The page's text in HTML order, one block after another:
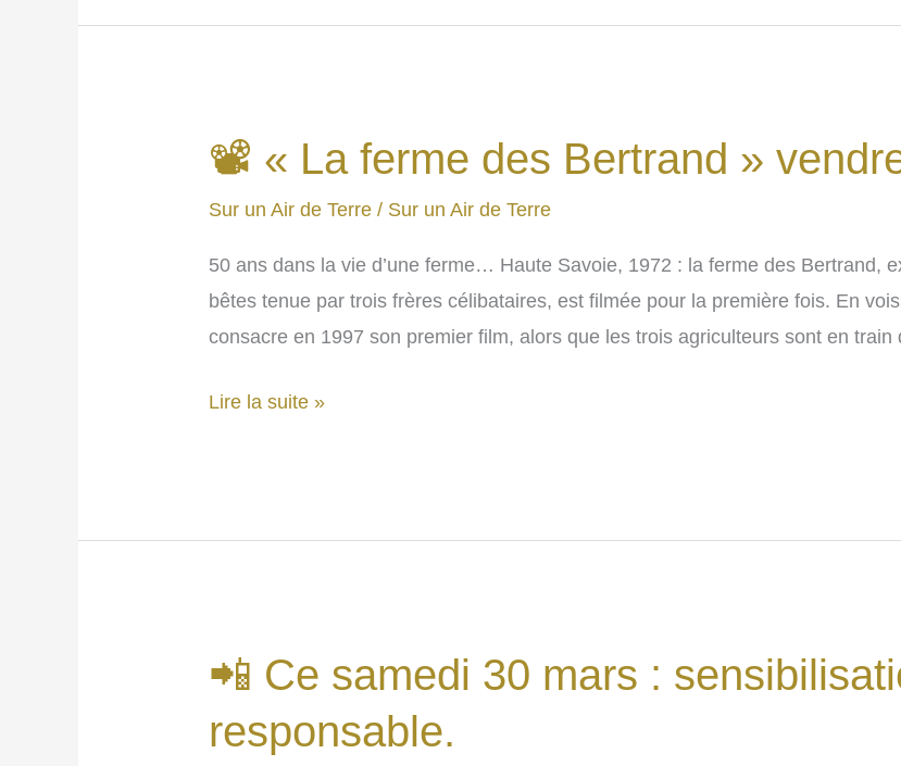
ne
qu’à
l’accélération
des
📽 « La ferme des Bertrand »
Sur un Air de Terre / Sur un Air de Terre
50 ans dans la vie d’une ferme… Haute Savoie, 1972 : la ferme des Bertrand,
bêtes tenue par trois frères célibataires, est filmée pour la première fois. En
consacre en 1997 son premier film, alors que les trois agriculteurs sont en train
📽
Bertrand »
20h00.
Lire la suite »
📲 Ce samedi 30 mars :
responsable.